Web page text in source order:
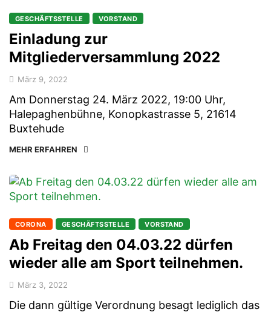
GESCHÄFTSSTELLE VORSTAND
Einladung zur
Mitgliederversammlung 2022
März 9, 2022
Am Donnerstag 24. März 2022, 19:00 Uhr,
Halepaghenbühne, Konopkastrasse 5, 21614
Buxtehude
MEHR ERFAHREN
CORONA GESCHÄFTSSTELLE VORSTAND
Ab Freitag den 04.03.22 dürfen
wieder alle am Sport teilnehmen.
März 3, 2022
Die dann gültige Verordnung besagt lediglich das